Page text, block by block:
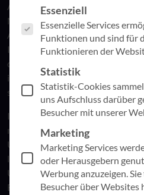
Am 10. Juli 2025 haben wir
Microsoft, AvePoint, ControlUp,
ALSO zum Innovation Day in die
In einer besonderen
denkmalgeschützten Kinosaal –
im Zeichen von Innovation,
strategischer Orientierung.
In allen Vorträgen zeigte sich
nur ein Trend, sondern verändert
Unternehmen grundlegend. Die
lieferten praxisnahe Einblicke in
Umsetzungserfahrungen und
Einsatz intelligenter
Es folgt eine Liste der
Essenziell
Essenzielle Services
Funktionen und sind für
Funktionieren der
Statistik
Statistik-Cookies
uns Aufschluss darüber
Besucher mit unserer
Marketing
Marketing Services
oder Herausgebern
Werbung anzuzeigen.
Besucher über Websites